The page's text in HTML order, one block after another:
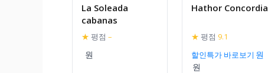
La Soleada
cabanas
★ 평점 –
Hathor Concordia
★ 평점 9.1
할인특가 바로보기